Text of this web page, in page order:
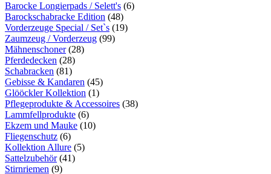
Barocke Longierpads / Selett's (6)
Barockschabracke Edition (48)
Vorderzeuge Special / Set`s (19)
Zaumzeug / Vorderzeug (99)
Mähnenschoner(28)
Pferdedecken (28)
Schabracken (81)
Gebisse & Kandaren (45)
Glööckler Kollektion (1)
Pflegeprodukte & Accessoires (38)
Lammfellprodukte (6)
Ekzem und Mauke (10)
Fliegenschutz (6)
Kollektion Allure (5)
Sattelzubehör(41)
Stirnriemen (9)